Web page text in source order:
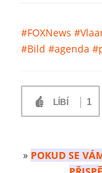
#FOXNews
#Bild #agenda
LÍBÍ 1
» POKUD SE